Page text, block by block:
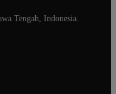
Tengah, Indonesia.